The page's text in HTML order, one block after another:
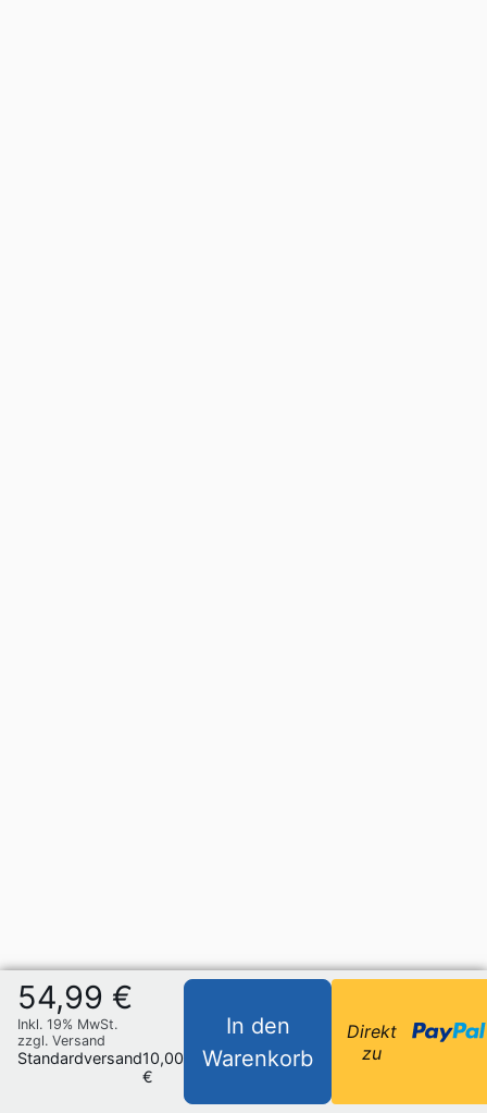
54,99 €
Inkl. 19% MwSt.
zzgl. Versand
Standardversand10,00
€
In den
Warenkorb
Direkt
zu